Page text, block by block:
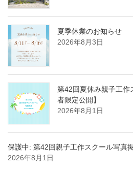
夏季休業のお知らせ
2026年8月3日
第42回夏休み親子工作
者限定公開】
2026年8月1日
保護中: 第42回親子工作スクール写真
2026年8月1日